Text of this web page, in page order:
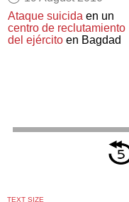
Ataque suicida en un
centro de reclutamiento
del ejército en Bagdad
TEXT SIZE